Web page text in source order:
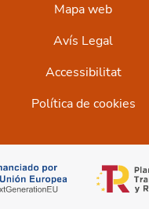
Mapa web
Avís Legal
Accessibilitat
Política de cookies
opens in a new tab